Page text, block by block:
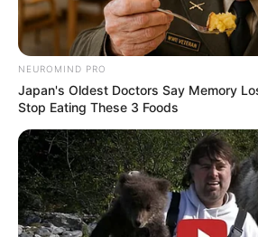
NEUROMIND PRO
Japan's Oldest Doctors Say Memory
Stop Eating These 3 Foods